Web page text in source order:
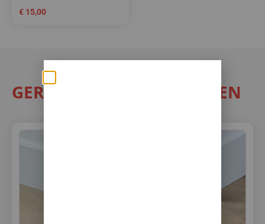
€ 15,00
GERELATEERDE PRODUCTEN